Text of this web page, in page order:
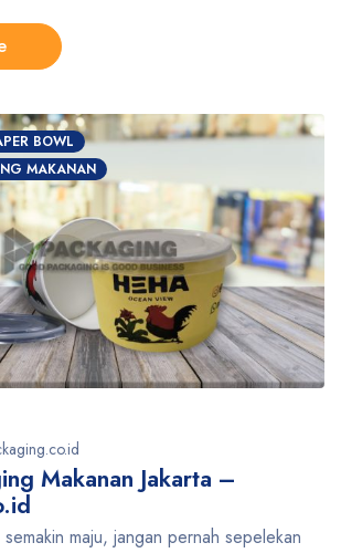
BOWL
MAKANAN
Makanan Jakarta –
semakin maju, jangan pernah sepelekan